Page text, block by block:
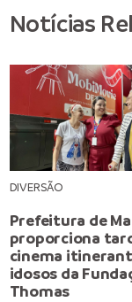
Notícias
DIVERSÃO
Prefeitura de
proporciona
cinema
idosos da
Thomas